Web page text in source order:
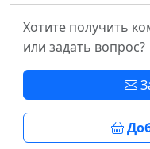
Хотите получить
или задать вопрос?